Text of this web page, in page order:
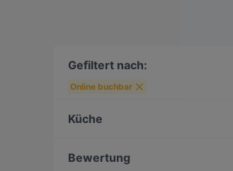
Gefiltert nach:
Online buchbar
Küche
Bewertung